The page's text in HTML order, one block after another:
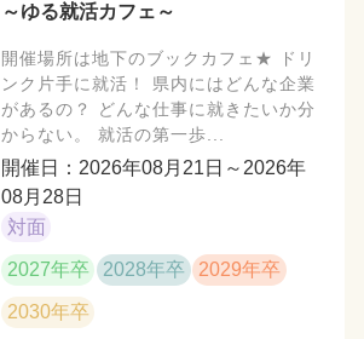
～ゆる就活カフェ～
開催場所は地下のブックカフェ★ ドリ
ンク片手に就活！ 県内にはどんな企業
があるの？ どんな仕事に就きたいか分
からない。 就活の第一歩...
開催日：2026年08月21日～2026年
08月28日
対面
2027年卒 2028年卒 2029年卒
2030年卒